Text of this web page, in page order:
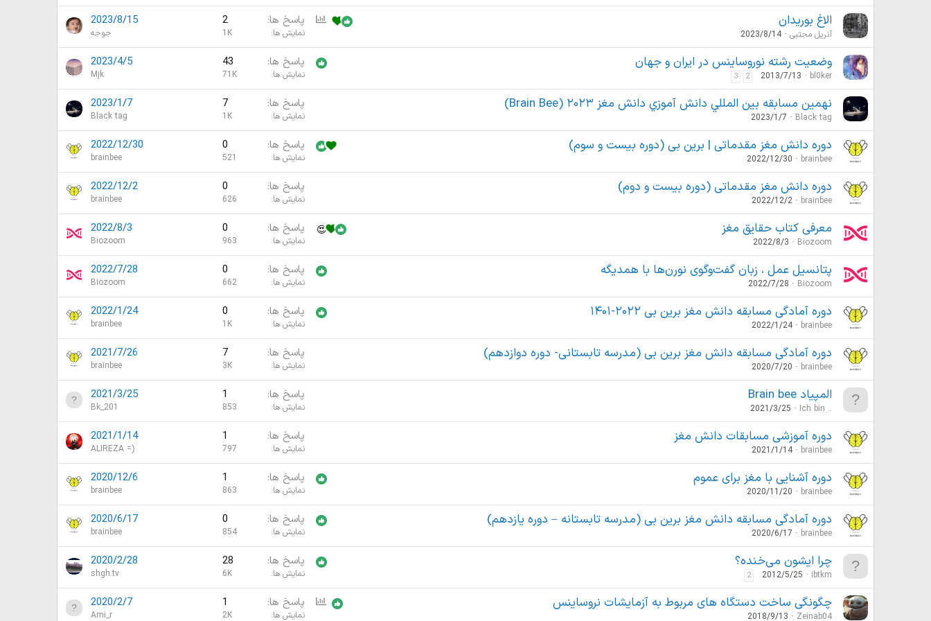
ن
ر
س
ج
الاغ بوریدان
آنریل مجتبی 2023/8/14
پاسخ ها 2
نمایش ها 1K
2023/8/15
جوجه
وضعیت رشته نوروساینس در ایران و جهان
bl0ker
2013/7/13
2
3
پاسخ ها 43
نمایش ها 71K
2023/4/5
Mjk
نهمین مسابقه بين المللي دانش آموزي دانش مغز ۲۰۲۳ (Brain Bee)
Black tag
2023/1/7
پاسخ ها 7
نمایش ها 1K
2023/1/7
Black tag
دوره دانش مغز مقدماتی | برین بی (دوره بیست و سوم)
brainbee
2022/12/30
پاسخ ها 0
نمایش ها 521
2022/12/30
brainbee
دوره دانش مغز مقدماتی (دوره بیست و دوم)
brainbee
2022/12/2
پاسخ ها 0
نمایش ها 626
2022/12/2
brainbee
معرفی کتاب حقایق مغز
Biozoom
2022/8/3
پاسخ ها 0
نمایش ها 963
2022/8/3
Biozoom
پتانسیل عمل ، زبان گفت‌وگوی نورن‌ها با همدیگه
Biozoom
2022/7/28
پاسخ ها 0
نمایش ها 662
2022/7/28
Biozoom
دوره‌ آمادگی مسابقه دانش مغز برین بی ۲۰۲۲-۱۴۰۱
brainbee
2022/1/24
پاسخ ها 0
نمایش ها 1K
2022/1/24
brainbee
دوره‌ آمادگی مسابقه دانش مغز برین بی (مدرسه تابستانی- دوره دوازدهم)
brainbee
2020/7/20
پاسخ ها 7
نمایش ها 3K
2021/7/26
brainbee
المپیاد Brain bee
Ich bin ..
2021/3/25
پاسخ ها 1
نمایش ها 853
2021/3/25
Bk_201
دوره آموزشی مسابقات دانش مغز
brainbee
2021/1/14
پاسخ ها 1
نمایش ها 797
2021/1/14
ALIREZA =)
دوره آشنایی با مغز برای عموم
brainbee
2020/11/20
پاسخ ها 1
نمایش ها 863
2020/12/6
brainbee
دوره‌ آمادگی مسابقه دانش مغز برین بی (مدرسه تابستانه – دوره یازدهم)
brainbee
2020/6/17
پاسخ ها 0
نمایش ها 854
2020/6/17
brainbee
چرا ایشون می‌خنده؟
ibtkm
2012/5/25
2
پاسخ ها 28
نمایش ها 6K
2020/2/28
shgh.tv
ن
چگونگی ساخت دستگاه های مربوط به آزمایشات نروساینس
Zeinab04
2018/9/13
پاسخ ها 1
نمایش ها 2K
2020/2/7
Ami_r